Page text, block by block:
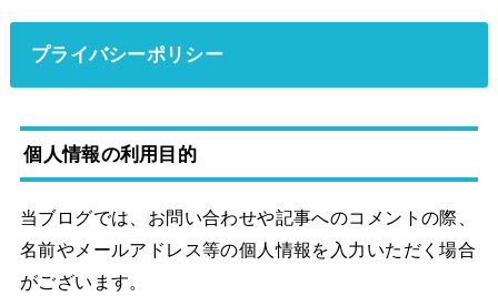
プライバシーポリシー
個人情報の利用目的
当ブログでは、お問い合わせや記事へのコメントの際、
名前やメールアドレス等の個人情報を入力いただく場合
がございます。